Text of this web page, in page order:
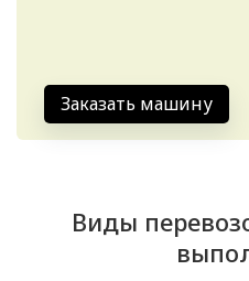
Заказать машину
Виды